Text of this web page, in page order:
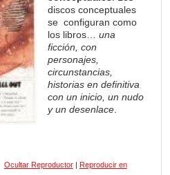
discos conceptuales
se configuran como
los libros… una
ficción, con
personajes,
circunstancias,
historias en definitiva
con un inicio, un nudo
y un desenlace
Ocultar Reproductor| Reproducir en